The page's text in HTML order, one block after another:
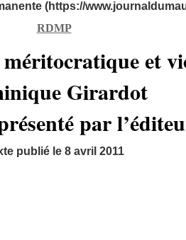
(https://
RDMP
et
Girardot
par
publié le 8 avril 2011